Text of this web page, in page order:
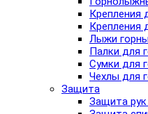
Крепления
Крепления
Лыжи
Палки для
Сумки для
Чехлы для
Защита
Защита рук